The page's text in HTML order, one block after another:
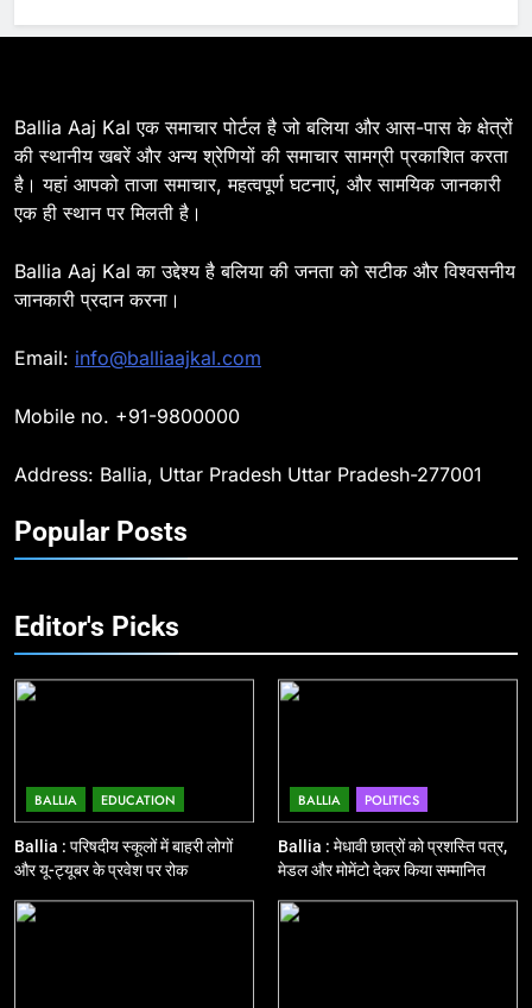
7
BALLIA NATIONAL
8
के साथ रेलवे स्टेशन व शहर में किया पैदल
BALLIA NATIONAL
Ballia : एकता, अखंडता और राष्ट्रप्रेम
अधीक्षक ओमवीर सिंह ने दिलाई शपथ, दी
और कानपुर के लिए बस सेवाओं का
11
बिहार विस चुनाव : सभी 90 हजार 712
12
Ballia : बलिया रेलवे स्टेशन का अपर
महाप्रबंधक ने किया निरीक्षण
BALLIA NATIONAL
Ballia Aaj Kal एक समाचार पोर्टल है जो बलिया और आस-पास के क्षेत्रों
की स्थानीय खबरें और अन्य श्रेणियों की समाचार सामग्री प्रकाशित करता
है। यहां आपको ताजा समाचार, महत्वपूर्ण घटनाएं, और सामयिक जानकारी
एक ही स्थान पर मिलती है।
Ballia Aaj Kal का उद्देश्य है बलिया की जनता को सटीक और विश्वसनीय
जानकारी प्रदान करना।
Email: info@balliaajkal.com
Mobile no. +91-9800000
Address: Ballia, Uttar Pradesh Uttar Pradesh-277001
Popular Posts
Editor's Picks
BALLIA EDUCATION
Ballia : परिषदीय स्कूलों में बाहरी लोगों
और यू-ट्यूबर के प्रवेश पर रोक
BALLIA POLITICS
Ballia : मेधावी छात्रों को प्रशस्ति पत्र,
मेडल और मोमेंटो देकर किया सम्मानित